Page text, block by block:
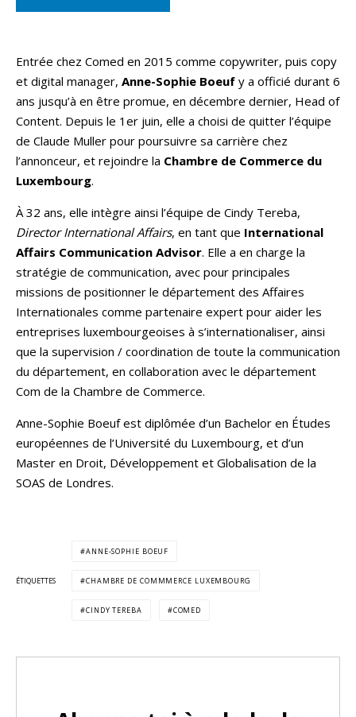
Entrée chez Comed en 2015 comme copywriter, puis copy
et digital manager, Anne-Sophie Boeuf y a officié durant 6
ans jusqu’à en être promue, en décembre dernier, Head of
Content. Depuis le 1er juin, elle a choisi de quitter l’équipe
de Claude Muller pour poursuivre sa carrière chez
l’annonceur, et rejoindre la Chambre de Commerce du
Luxembourg.
À 32 ans, elle intègre ainsi l’équipe de Cindy Tereba,
Director International Affairs, en tant que International
Affairs Communication Advisor. Elle a en charge la
stratégie de communication, avec pour principales
missions de positionner le département des Affaires
Internationales comme partenaire expert pour aider les
entreprises luxembourgeoises à s’internationaliser, ainsi
que la supervision / coordination de toute la communication
du département, en collaboration avec le département
Com de la Chambre de Commerce.
Anne-Sophie Boeuf est diplômée d’un Bachelor en Études
européennes de l’Université du Luxembourg, et d’un
Master en Droit, Développement et Globalisation de la
SOAS de Londres.
ÉTIQUETTES
ANNE-SOPHIE BOEUF
CHAMBRE DE COMMMERCE LUXEMBOURG
CINDY TEREBA COMED